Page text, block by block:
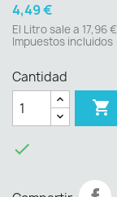
4,49 €
El Litro sale a 17,96 €
Impuestos incluidos
Cantidad

